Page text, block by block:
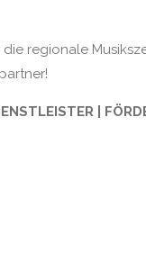
regionale
|